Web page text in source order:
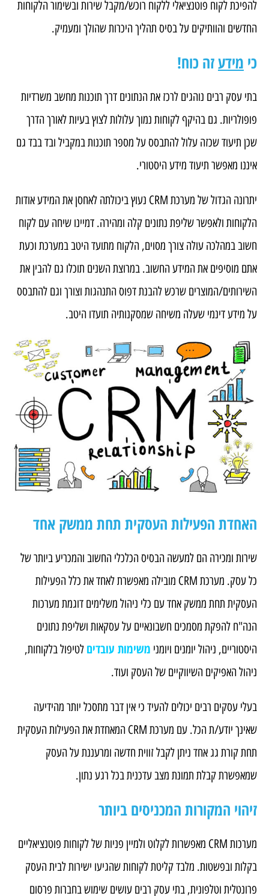
להפיכת לקוח פוטנציאלי ללקוח רוכש/מקבל שירות ובשימור הלקוחות
החדשים והוותיקים על בסיס תהליך היכרות שהולך ומעמיק.
כי מידעזה כוח!
בתי עסק רבים נוהגים לרכז את הנתונים דרך תוכנות מחשב משרדיות
פופולריות. גם בהיקף לקוחות נמוך עלולות לצוץ בעיות לאורך הדרך
שכן תיעוד שכזה עלול להתבסס על מספר תוכנות במקביל ובד בבד גם
איננו מאפשר תיעוד מידע היסטורי.
יתרונה הגדול של מערכת CRM נעוץ ביכולתה לאחסן את המידע אודות
הלקוחות ולאפשר שליפת נתונים קלה ומהירה. דמיינו שיחה עם לקוח
חשוב במהלכה עולה צורך מסוים, הלקוח מתועד היטב במערכת וכעת
אתם מוסיפים את המידע החשוב. במרוצת השנים תוכלו גם להבין את
השירותים/המוצרים שרכש להבנת דפוס התנהגות וצורך וגם להתבסס
על מידע דינמי שעלה משיחה שמסקנותיה תועדו היטב.
האחדת הפעילות העסקית תחת ממשק אחד
שירות ומכירה הם למעשה הבסיס הכלכלי החשוב והמכריע ביותר של
כל עסק. מערכת CRM מובילה מאפשרת לאחד את כלל הפעילות
העסקית תחת ממשק אחד עם כלי ניהול משלימים דוגמת מערכות
הנה"ח להפקת מסמכים חשבונאיים על עסקאות ושליפת נתונים
היסטוריים, ניהול יומנים ויומני משימות עובדים לטיפול בלקוחות,
ניהול האפיקים השיווקיים של העסק ועוד.
בעלי עסקים רבים יכולים להעיד כי אין דבר מתסכל יותר מהידיעה
שאינך יודע/ת הכל. עם מערכת CRM המאחדת את הפעילות העסקית
תחת קורת גג אחד ניתן לקבל זווית חדשה ומרעננת על העסק
שמאפשרת קבלת תמונת מצב עדכנית בכל רגע נתון.
זיהוי המקורות המכניסים ביותר
מערכות CRM מאפשרות לקלוט ולמיין פניות של לקוחות פוטנציאליים
בקלות ובפשטות. מלבד קליטת לקוחות שהגיעו ישירות לבית העסק
פרונטלית וטלפונית, בתי עסק רבים עושים שימוש בחברות פרסום